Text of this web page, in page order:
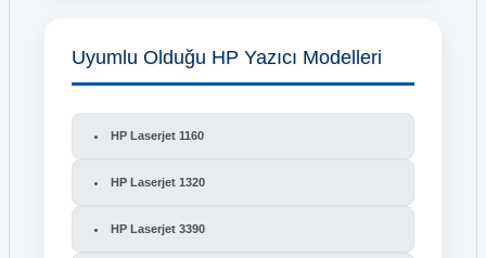
Uyumlu Olduğu HP Yazıcı Modelleri
HP Laserjet 1160
HP Laserjet 1320
HP Laserjet 3390